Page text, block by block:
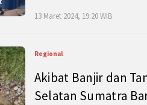
13 Maret 2024, 19:20 WIB
Regional
Akibat Banjir dan
Selatan Sumatra